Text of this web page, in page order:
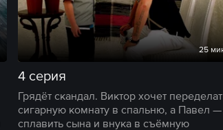
25
4 серия
Грядёт скандал. Виктор хочет
сигарную комнату в спальню, а Павел —
сплавить сына и внука в съёмную